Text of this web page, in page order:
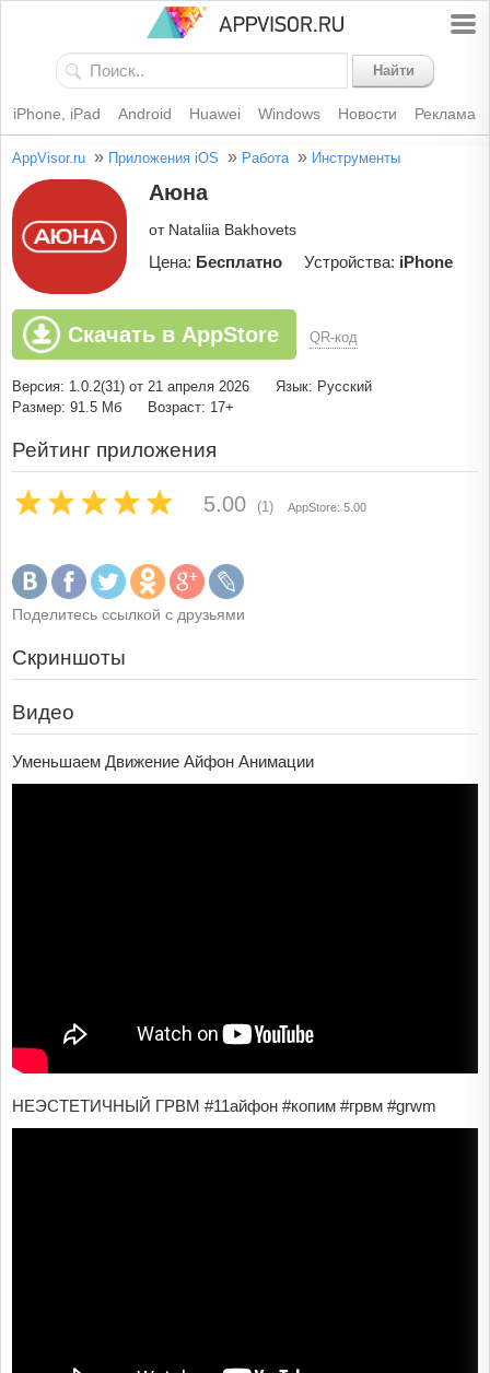
Найти
iPhone, iPad Android Huawei Windows Новости Реклама
AppVisor.ru » Приложения iOS » Работа » Инструменты
Аюна
от Nataliia Bakhovets
Цена: Бесплатно Устройства: iPhone
Скачать в AppStore QR-код
Версия: 1.0.2(31) от 21 апреля 2026
Язык: Русский
Размер: 91.5 Мб
Возраст: 17+
Рейтинг приложения
5.00 (1) AppStore: 5.00
Поделитесь ссылкой с друзьями
Скриншоты
Видео
Уменьшаем Движение Айфон Анимации
НЕЭСТЕТИЧНЫЙ ГРВМ #11айфон #копим #грвм #grwm